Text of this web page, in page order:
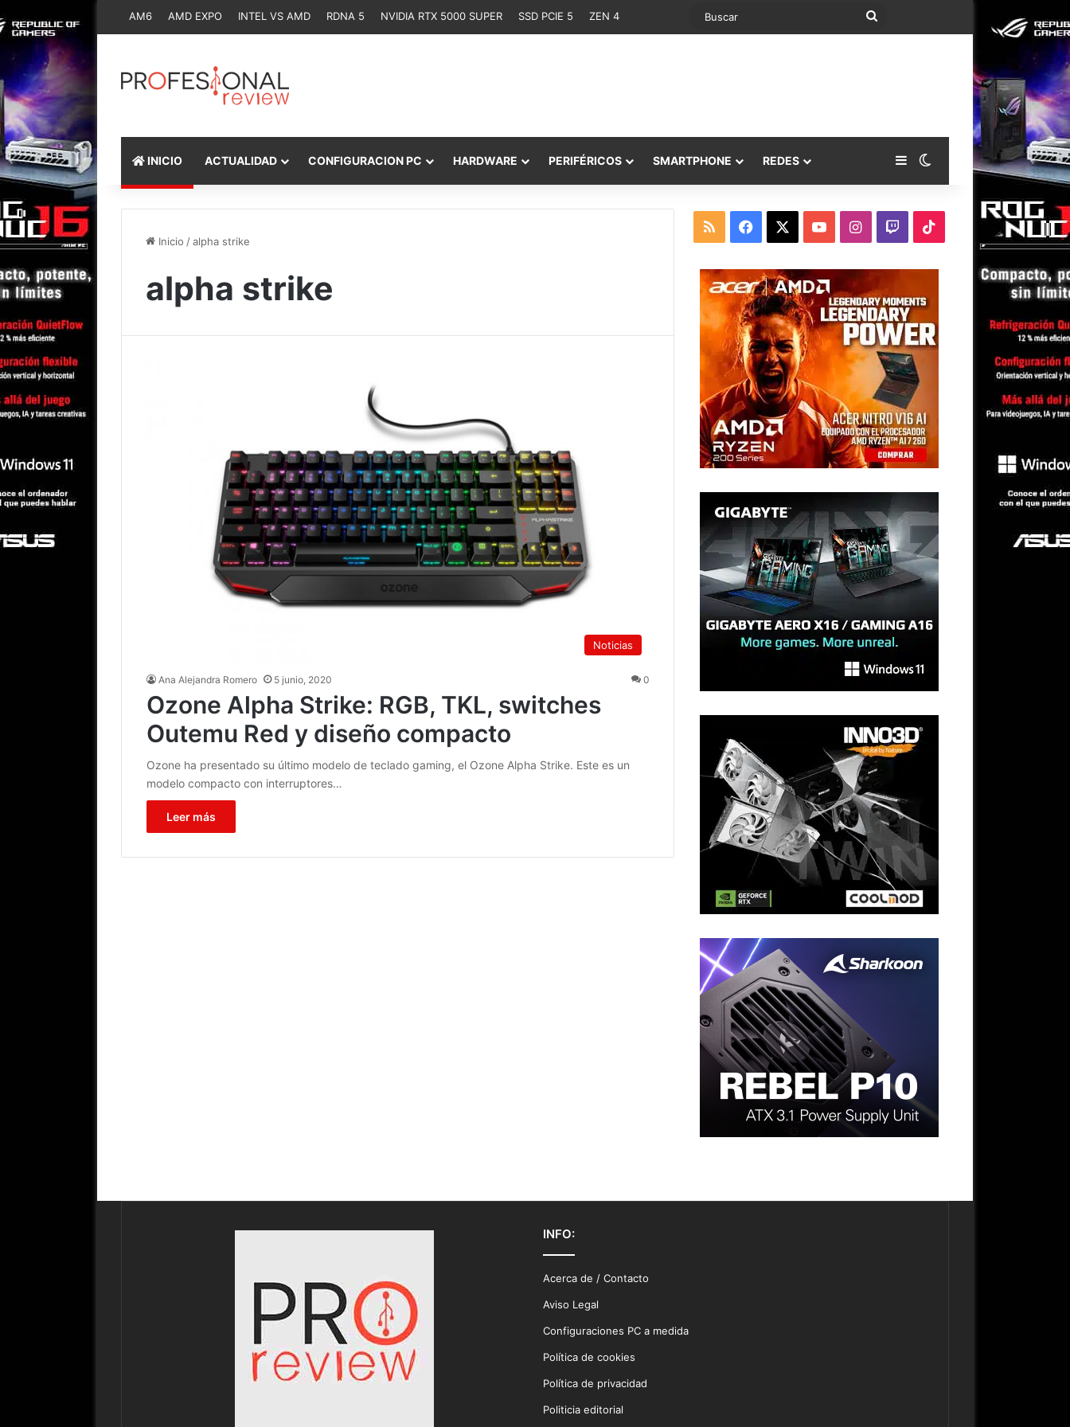
AM6 AMD EXPO INTEL VS AMD RDNA 5 NVIDIA RTX 5000 SUPER SSD PCIE 5 ZEN 4 Buscar
INICIO ACTUALIDAD CONFIGURACION PC HARDWARE PERIFÉRICOS SMARTPHONE REDES Barra lateral
Switch skin
Inicio /alpha strike
alpha strike
Noticias
Ana Alejandra Romero 5 junio, 2020 0
Ozone Alpha Strike: RGB, TKL, switches
Outemu Red y diseño compacto
Ozone ha presentado su último modelo de teclado gaming, el Ozone Alpha Strike. Este es un
modelo compacto con interruptores…
Leer más
RSS Facebook YouTubeInstagram
TwitchTikTok
INFO:
Acerca de / Contacto
Aviso Legal
Configuraciones PC a medida
Política de cookies
Política de privacidad
Politicia editorial